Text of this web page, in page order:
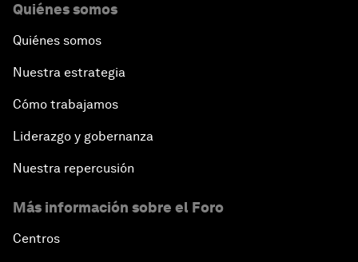
Quiénes somos
Quiénes somos
Nuestra estrategia
Cómo trabajamos
Liderazgo y gobernanza
Nuestra repercusión
Más información sobre el Foro
Centros